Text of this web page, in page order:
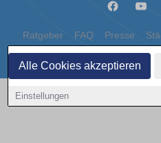
Alle Cookies akzeptieren
Einstellungen
Ratgeber FAQ Presse
Datenschutz
Copyright © 2000 - 2026 | 1A